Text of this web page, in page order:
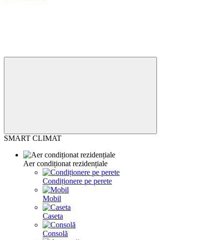
SMART CLIMAT
Aer condiționat rezidențiale
Condiționere pe perete
Mobil
Caseta
Consolă